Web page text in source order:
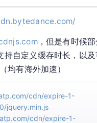
，但是有时候
持自定义缓存时长，以
均有海外加速）
cdn/expire-1-
jquery.min.js
cdn/expire-1-